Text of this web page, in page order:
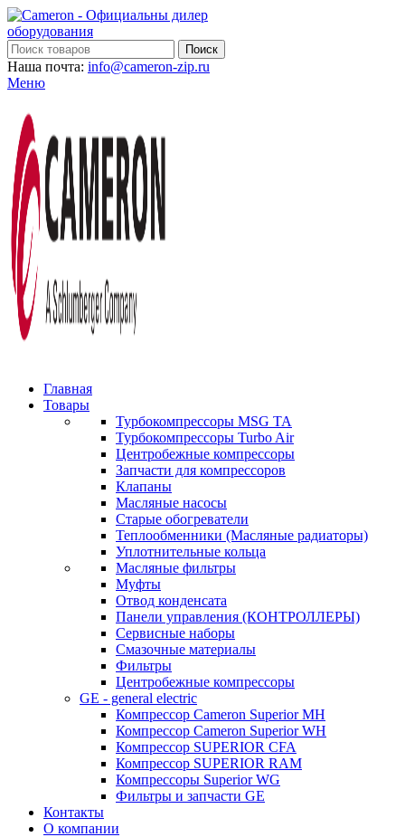
Поиск
Наша почта: info@cameron-zip.ru
Меню
Главная
Товары
Турбокомпрессоры MSG TA
Турбокомпрессоры Turbo Air
Центробежные компрессоры
Запчасти для компрессоров
Клапаны
Масляные насосы
Старые обогреватели
Теплообменники (Масляные радиаторы)
Уплотнительные кольца
Масляные фильтры
Муфты
Отвод конденсата
Панели управления (КОНТРОЛЛЕРЫ)
Сервисные наборы
Смазочные материалы
Фильтры
Центробежные компрессоры
GE - general electric
Компрессор Cameron Superior MH
Компрессор Cameron Superior WH
Компрессор SUPERIOR CFA
Компрессор SUPERIOR RAM
Компрессоры Superior WG
Фильтры и запчасти GE
Контакты
О компании